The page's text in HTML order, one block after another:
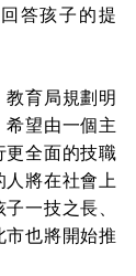
答孩子的提
育局規劃明
望由一個主
更全面的技職
人將在社會上
一技之長、
也將開始推